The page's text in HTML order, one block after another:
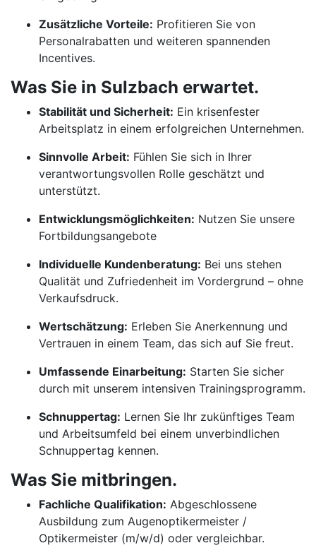
Zusätzliche Vorteile: Profitieren Sie von
Personalrabatten und weiteren spannenden
Incentives.
Was Sie in Sulzbach erwartet.
Stabilität und Sicherheit: Ein krisenfester
Arbeitsplatz in einem erfolgreichen Unternehmen.
Sinnvolle Arbeit: Fühlen Sie sich in Ihrer
verantwortungsvollen Rolle geschätzt und
unterstützt.
Entwicklungsmöglichkeiten: Nutzen Sie unsere
Fortbildungsangebote
Individuelle Kundenberatung: Bei uns stehen
Qualität und Zufriedenheit im Vordergrund – ohne
Verkaufsdruck.
Wertschätzung: Erleben Sie Anerkennung und
Vertrauen in einem Team, das sich auf Sie freut.
Umfassende Einarbeitung: Starten Sie sicher
durch mit unserem intensiven Trainingsprogramm.
Schnuppertag: Lernen Sie Ihr zukünftiges Team
und Arbeitsumfeld bei einem unverbindlichen
Schnuppertag kennen.
Was Sie mitbringen.
Fachliche Qualifikation: Abgeschlossene
Ausbildung zum Augenoptikermeister /
Optikermeister (m/w/d) oder vergleichbar.